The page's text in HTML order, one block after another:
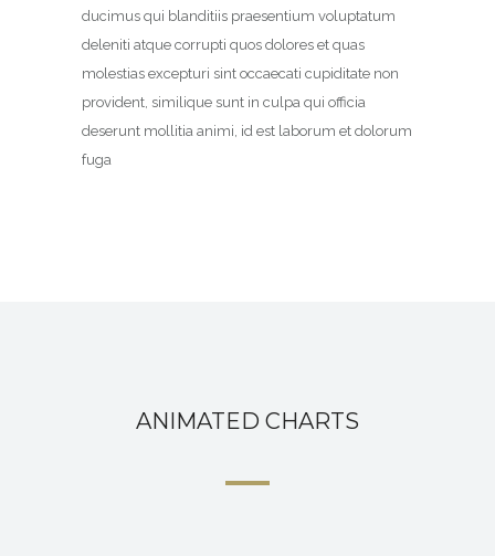
ducimus qui blanditiis praesentium voluptatum
deleniti atque corrupti quos dolores et quas
molestias excepturi sint occaecati cupiditate non
provident, similique sunt in culpa qui officia
deserunt mollitia animi, id est laborum et dolorum
fuga
ANIMATED CHARTS